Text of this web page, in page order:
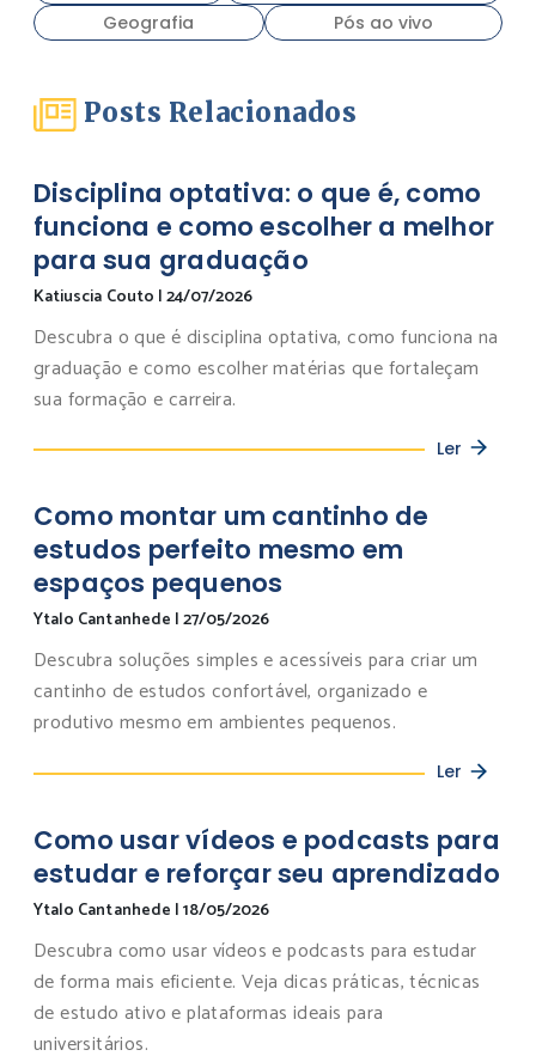
Geografia
Pós ao vivo
Posts Relacionados
Disciplina optativa: o que é, como
funciona e como escolher a melhor
para sua graduação
Katiuscia Couto |24/07/2026
Descubra o que é disciplina optativa, como funciona na
graduação e como escolher matérias que fortaleçam
sua formação e carreira.
Ler
Como montar um cantinho de
estudos perfeito mesmo em
espaços pequenos
Ytalo Cantanhede |27/05/2026
Descubra soluções simples e acessíveis para criar um
cantinho de estudos confortável, organizado e
produtivo mesmo em ambientes pequenos.
Ler
Como usar vídeos e podcasts para
estudar e reforçar seu aprendizado
Ytalo Cantanhede |18/05/2026
Descubra como usar vídeos e podcasts para estudar
de forma mais eficiente. Veja dicas práticas, técnicas
de estudo ativo e plataformas ideais para
universitários.